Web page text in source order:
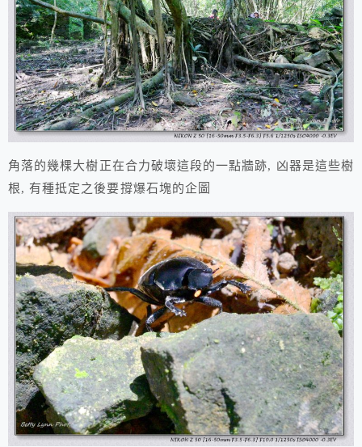
角落的幾棵大樹正在合力破壞這段的一點牆跡, 凶器是這些樹
根, 有種抵定之後要撐爆石塊的企圖